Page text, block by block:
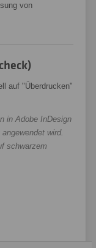
von
auf "Überdrucken"
in Adobe InDesign
wird.
schwarzem